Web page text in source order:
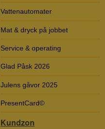
Vattenautomater
Mat & dryck på jobbet
Service & operating
Glad Påsk 2026
Julens gåvor 2025
PresentCard©
Kundzon